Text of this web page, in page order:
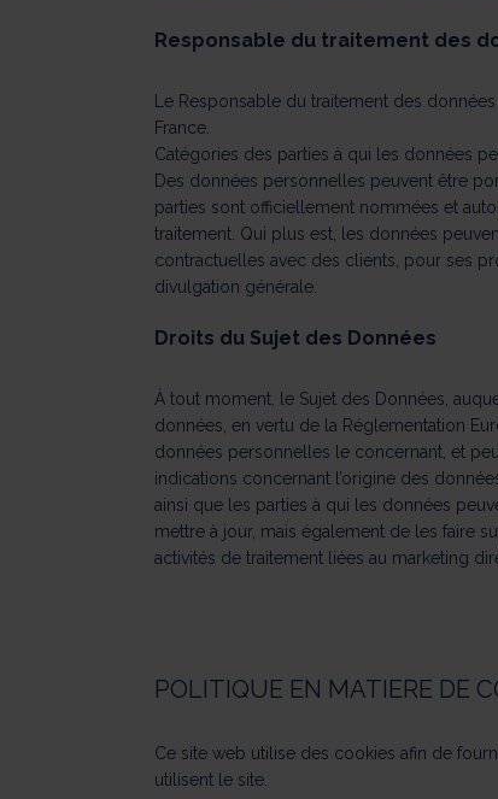
Responsable du traitement des
Le Responsable du traitement des
France.
Catégories des parties à qui les données
Des données personnelles peuvent être
parties sont officiellement nommées et
traitement. Qui plus est, les données
contractuelles avec des clients, pour ses
divulgation générale.
Droits du Sujet des Données
À tout moment, le Sujet des Données,
données, en vertu de la Réglementation
données personnelles le concernant, et
indications concernant l’origine des
ainsi que les parties à qui les données
mettre à jour, mais également de les faire
activités de traitement liées au marketing
POLITIQUE EN MATIERE DE
Ce site web utilise des cookies afin de
utilisent le site.